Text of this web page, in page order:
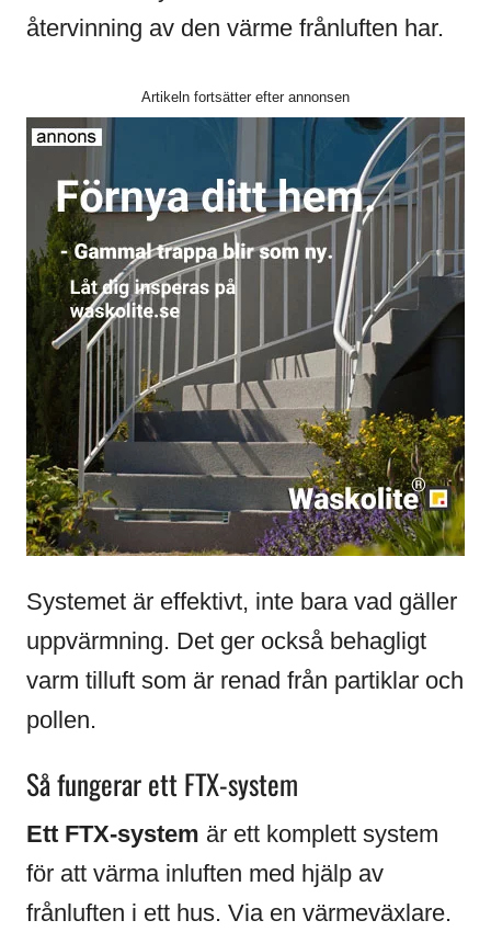
återvinning av den värme frånluften har.
Artikeln fortsätter efter annonsen
Systemet är effektivt, inte bara vad gäller
uppvärmning. Det ger också behagligt
varm tilluft som är renad från partiklar och
pollen.
Så fungerar ett FTX-system
Ett FTX-system är ett komplett system
för att värma inluften med hjälp av
frånluften i ett hus. Via en värmeväxlare.